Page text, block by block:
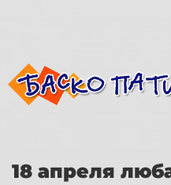
18 апреля